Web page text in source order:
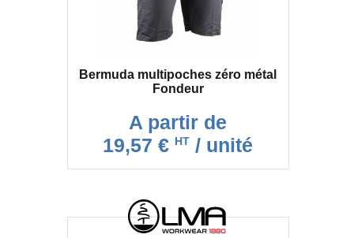
Bermuda multipoches zéro métal
Fondeur
A partir de
19,57 € HT / unité